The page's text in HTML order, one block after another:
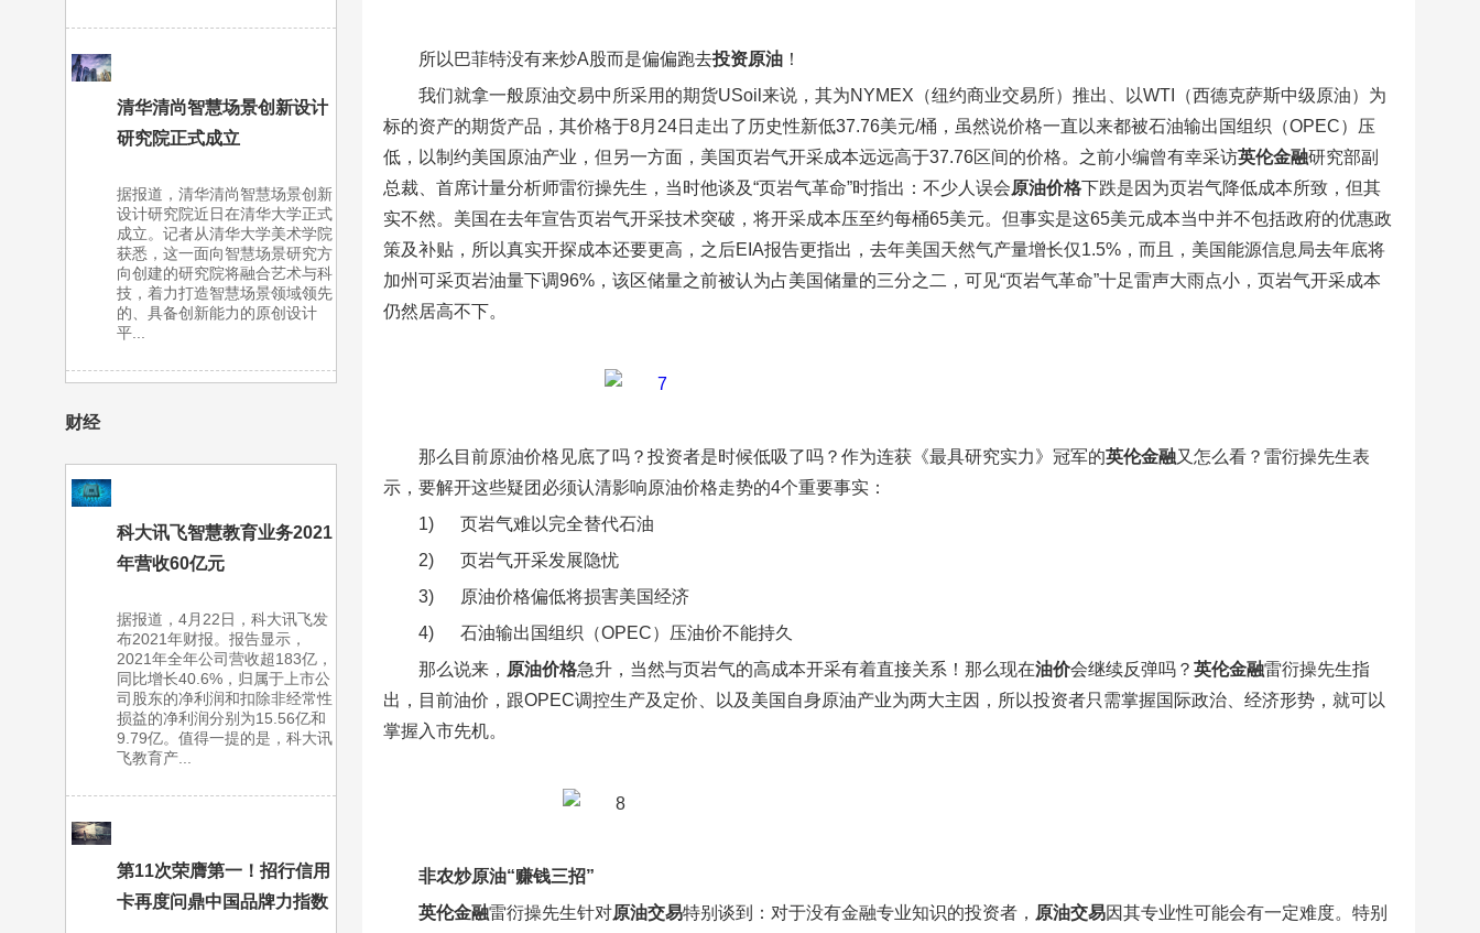
清华清尚智慧场景创新设计
研究院正式成立
据报道，清华清尚智慧场景创新
设计研究院近日在清华大学正式
成立。记者从清华大学美术学院
获悉，这一面向智慧场景研究方
向创建的研究院将融合艺术与科
技，着力打造智慧场景领域领先
的、具备创新能力的原创设计
平...
财经
科大讯飞智慧教育业务2021
年营收60亿元
据报道，4月22日，科大讯飞发
布2021年财报。报告显示，
2021年全年公司营收超183亿，
同比增长40.6%，归属于上市公
司股东的净利润和扣除非经常性
损益的净利润分别为15.56亿和
9.79亿。值得一提的是，科大讯
飞教育产...
第11次荣膺第一！招行信用
卡再度问鼎中国品牌力指数
所以巴菲特没有来炒A股而是偏偏跑去投资原油！
我们就拿一般原油交易中所采用的期货USoil来说，其为NYMEX（纽约商业交易所）推出、以WTI（西德克萨斯中级原油）为
标的资产的期货产品，其价格于8月24日走出了历史性新低37.76美元/桶，虽然说价格一直以来都被石油输出国组织（OPEC）压
低，以制约美国原油产业，但另一方面，美国页岩气开采成本远远高于37.76区间的价格。之前小编曾有幸采访英伦金融研究部副
总裁、首席计量分析师雷衍操先生，当时他谈及“页岩气革命”时指出：不少人误会原油价格下跌是因为页岩气降低成本所致，但其
实不然。美国在去年宣告页岩气开采技术突破，将开采成本压至约每桶65美元。但事实是这65美元成本当中并不包括政府的优惠政
策及补贴，所以真实开探成本还要更高，之后EIA报告更指出，去年美国天然气产量增长仅1.5%，而且，美国能源信息局去年底将
加州可采页岩油量下调96%，该区储量之前被认为占美国储量的三分之二，可见“页岩气革命”十足雷声大雨点小，页岩气开采成本
仍然居高不下。
那么目前原油价格见底了吗？投资者是时候低吸了吗？作为连获《最具研究实力》冠军的英伦金融又怎么看？雷衍操先生表
示，要解开这些疑团必须认清影响原油价格走势的4个重要事实：
1) 页岩气难以完全替代石油
2) 页岩气开采发展隐忧
3) 原油价格偏低将损害美国经济
4) 石油输出国组织（OPEC）压油价不能持久
那么说来， 原油价格急升，当然与页岩气的高成本开采有着直接关系！那么现在油价会继续反弹吗？ 英伦金融雷衍操先生指
出，目前油价，跟OPEC调控生产及定价、以及美国自身原油产业为两大主因，所以投资者只需掌握国际政治、经济形势，就可以
掌握入市先机。
非农炒原油“赚钱三招”
英伦金融雷衍操先生针对原油交易特别谈到：对于没有金融专业知识的投资者， 原油交易因其专业性可能会有一定难度。特别